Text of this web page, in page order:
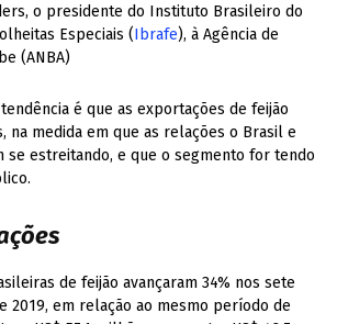
o presidente do Instituto Brasileiro do
Especiais (Ibrafe), à Agência de
(ANBA)
é que as exportações de feijão
na medida em que as relações o Brasil e
se estreitando, e que o segmento for tendo
de feijão avançaram 34% nos sete
2019, em relação ao mesmo período de